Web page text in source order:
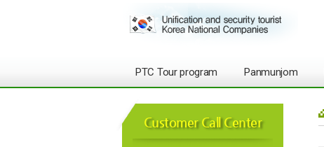
PTC Tour program Panmunjom
Customer Call Center